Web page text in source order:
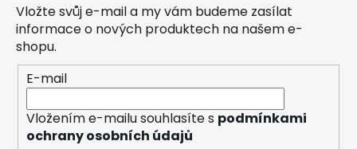
Vložte svůj e-mail a my vám budeme zasílat
informace o nových produktech na našem e-
shopu.
E-mail
Vložením e-mailu souhlasíte s podmínkami
ochrany osobních údajů